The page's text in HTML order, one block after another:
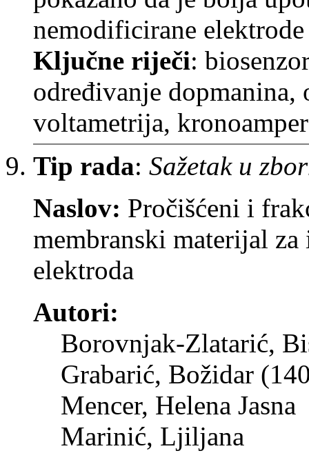
nemodificirane
Ključne riječi:
određivanje
voltametrija,
Tip rada: Sažetak u
Naslov: Pročišćeni i
membranski materijal
elektroda
Autori:
Borovnjak-Zlatarić,
Grabarić, Božidar
Mencer, Helena Jasna
Marinić, Ljiljana